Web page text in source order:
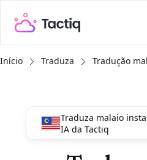
Início Traduza Tradução
Traduza malaio
IA da Tactiq